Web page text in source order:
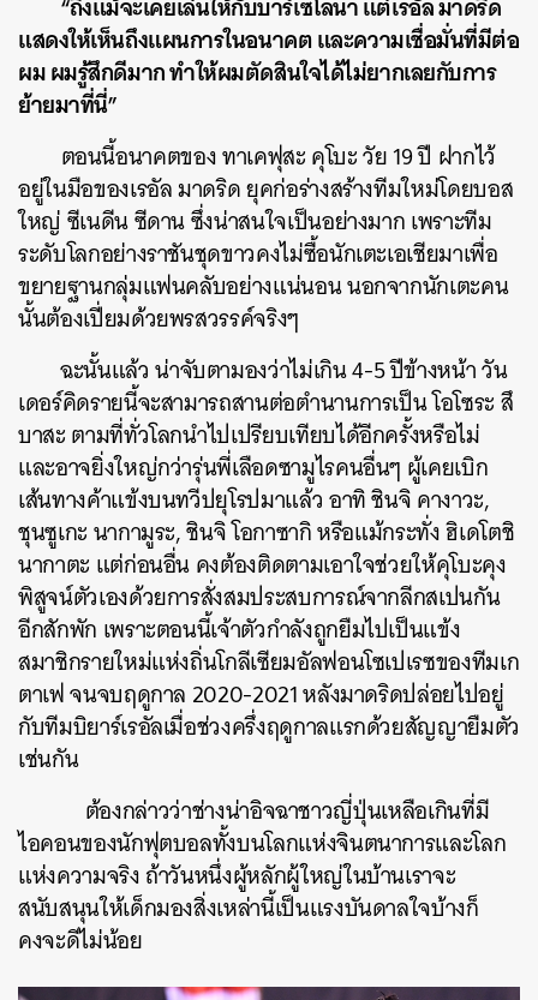
แสดงให้เห็นถึงแผนการในอนาคต และความเชื่อมั่นที่มีต่อ
ผม ผมรู้สึกดีมาก ทำให้ผมตัดสินใจได้ไม่ยากเลยกับการ
ย้ายมาที่นี่”
ตอนนี้อนาคตของ ทาเคฟุสะ คุโบะ วัย 19 ปี ฝากไว้
อยู่ในมือของเรอัล มาดริด ยุคก่อร่างสร้างทีมใหม่โดยบอส
ใหญ่ ซีเนดีน ซีดาน ซึ่งน่าสนใจเป็นอย่างมาก เพราะทีม
ระดับโลกอย่างราชันชุดขาวคงไม่ซื้อนักเตะเอเชียมาเพื่อ
ขยายฐานกลุ่มแฟนคลับอย่างแน่นอน นอกจากนักเตะคน
นั้นต้องเปี่ยมด้วยพรสวรรค์จริงๆ
ฉะนั้นแล้ว น่าจับตามองว่าไม่เกิน 4-5 ปีข้างหน้า วัน
เดอร์คิดรายนี้จะสามารถสานต่อตำนานการเป็น โอโซระ สึ
บาสะ ตามที่ทั่วโลกนำไปเปรียบเทียบได้อีกครั้งหรือไม่
และอาจยิ่งใหญ่กว่ารุ่นพี่เลือดซามูไรคนอื่นๆ ผู้เคยเบิก
เส้นทางค้าแข้งบนทวีปยุโรปมาแล้ว อาทิ ชินจิ คางาวะ,
ชุนซูเกะ นากามูระ, ชินจิ โอกาซากิ หรือแม้กระทั่ง ฮิเดโตชิ
นากาตะ แต่ก่อนอื่น คงต้องติดตามเอาใจช่วยให้คุโบะคุง
พิสูจน์ตัวเองด้วยการสั่งสมประสบการณ์จากลีกสเปนกัน
อีกสักพัก เพราะตอนนี้เจ้าตัวกำลังถูกยืมไปเป็นแข้ง
สมาชิกรายใหม่แห่งถิ่นโกลีเซียมอัลฟอนโซเปเรซของทีมเก
ตาเฟ จนจบฤดูกาล 2020-2021 หลังมาดริดปล่อยไปอยู่
กับทีมบิยาร์เรอัลเมื่อช่วงครึ่งฤดูกาลแรกด้วยสัญญายืมตัว
เช่นกัน
ต้องกล่าวว่าช่างน่าอิจฉาชาวญี่ปุ่นเหลือเกินที่มี
ไอคอนของนักฟุตบอลทั้งบนโลกแห่งจินตนาการและโลก
แห่งความจริง ถ้าวันหนึ่งผู้หลักผู้ใหญ่ในบ้านเราจะ
สนับสนุนให้เด็กมองสิ่งเหล่านี้เป็นแรงบันดาลใจบ้างก็
คงจะดีไม่น้อย